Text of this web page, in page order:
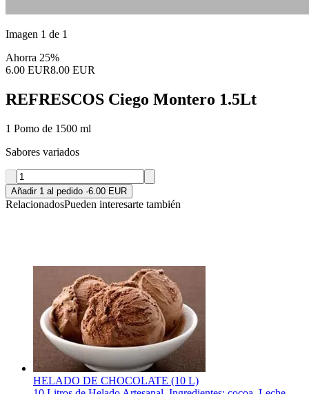
Imagen 1 de 1
Ahorra 25%
6.00 EUR8.00 EUR
REFRESCOS Ciego Montero 1.5Lt
1 Pomo de 1500 ml
Sabores variados
Añadir 1 al pedido ·6.00 EUR
RelacionadosPueden interesarte también
HELADO DE CHOCOLATE (10 L)